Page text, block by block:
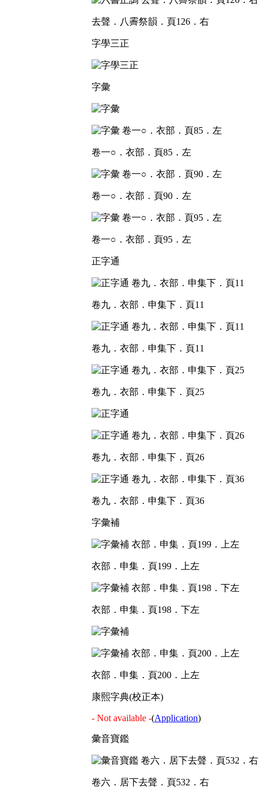
去聲．八霽祭韻．頁126．右
字學三正
字彙
卷一○．衣部．頁85．左
卷一○．衣部．頁90．左
卷一○．衣部．頁95．左
正字通
卷九．衣部．申集下．頁11
卷九．衣部．申集下．頁11
卷九．衣部．申集下．頁25
卷九．衣部．申集下．頁26
卷九．衣部．申集下．頁36
字彙補
衣部．申集．頁199．上左
衣部．申集．頁198．下左
衣部．申集．頁200．上左
康熙字典(校正本)
- Not available -(Application)
彙音寶鑑
卷六．居下去聲．頁532．右